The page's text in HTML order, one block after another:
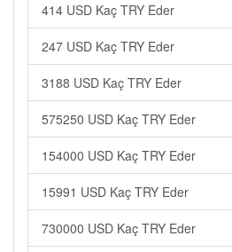
414 USD Kaç TRY Eder
247 USD Kaç TRY Eder
3188 USD Kaç TRY Eder
575250 USD Kaç TRY Eder
154000 USD Kaç TRY Eder
15991 USD Kaç TRY Eder
730000 USD Kaç TRY Eder